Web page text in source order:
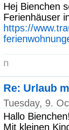
Hej Bienchen
Ferienhäuser
https://
n
Re: Urlaub
Tuesday, 9.
Hallo
Mit kleinen